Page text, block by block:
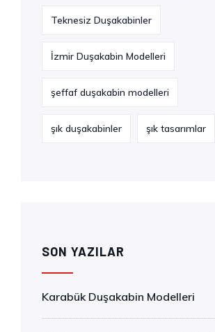
Teknesiz Duşakabinler
İzmir Duşakabin Modelleri
şeffaf duşakabin modelleri
şık duşakabinler şık tasarımlar
SON YAZILAR
Karabük Duşakabin Modelleri